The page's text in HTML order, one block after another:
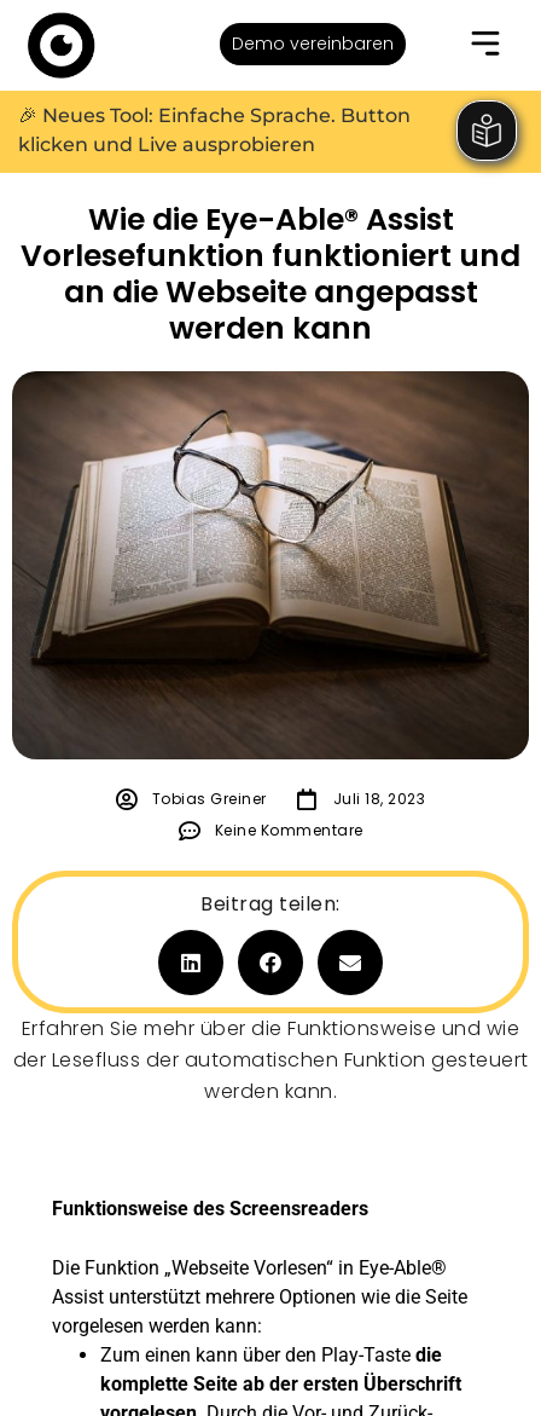
Demo vereinbaren
🎉 Neues Tool: Einfache Sprache. Button
klicken und Live ausprobieren
Wie die Eye-Able® Assist
Vorlesefunktion funktioniert und
an die Webseite angepasst
werden kann
Tobias Greiner
Juli 18, 2023
Keine Kommentare
Beitrag teilen:
Erfahren Sie mehr über die Funktionsweise und wie
der Lesefluss der automatischen Funktion gesteuert
werden kann.
Funktionsweise des Screensreaders
Die Funktion „Webseite Vorlesen“ in Eye-Able®
Assist unterstützt mehrere Optionen wie die Seite
vorgelesen werden kann:
Zum einen kann über den Play-Taste die
komplette Seite ab der ersten Überschrift